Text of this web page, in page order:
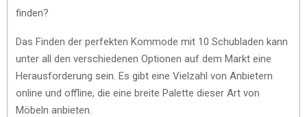
finden?
Das Finden der perfekten Kommode mit 10 Schubladen kann
unter all den verschiedenen Optionen auf dem Markt eine
Herausforderung sein. Es gibt eine Vielzahl von Anbietern
online und offline, die eine breite Palette dieser Art von
Möbeln anbieten.